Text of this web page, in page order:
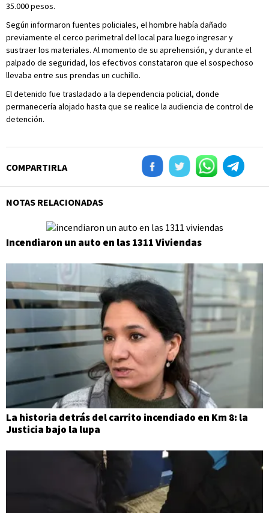
35.000 pesos.
Según informaron fuentes policiales, el hombre había dañado
previamente el cerco perimetral del local para luego ingresar y
sustraer los materiales. Al momento de su aprehensión, y durante el
palpado de seguridad, los efectivos constataron que el sospechoso
llevaba entre sus prendas un cuchillo.
El detenido fue trasladado a la dependencia policial, donde
permanecería alojado hasta que se realice la audiencia de control de
detención.
COMPARTIRLA
NOTAS RELACIONADAS
Incendiaron un auto en las 1311 Viviendas
La historia detrás del carrito incendiado en Km 8: la
Justicia bajo la lupa